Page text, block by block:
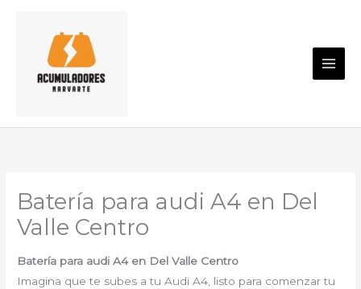
contenido
Batería para audi A4 en Del
Valle Centro
Batería para audi A4 en Del Valle Centro
Imagina que te subes a tu Audi A4, listo para comenzar tu